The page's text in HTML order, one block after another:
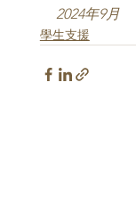
2024年9月
學生支援